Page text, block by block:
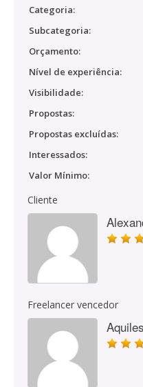
Categoria:
Subcategoria:
Orçamento:
Nível de experiência:
Visibilidade:
Propostas:
Propostas excluídas:
Interessados:
Valor Mínimo:
Cliente
Freelancer vencedor